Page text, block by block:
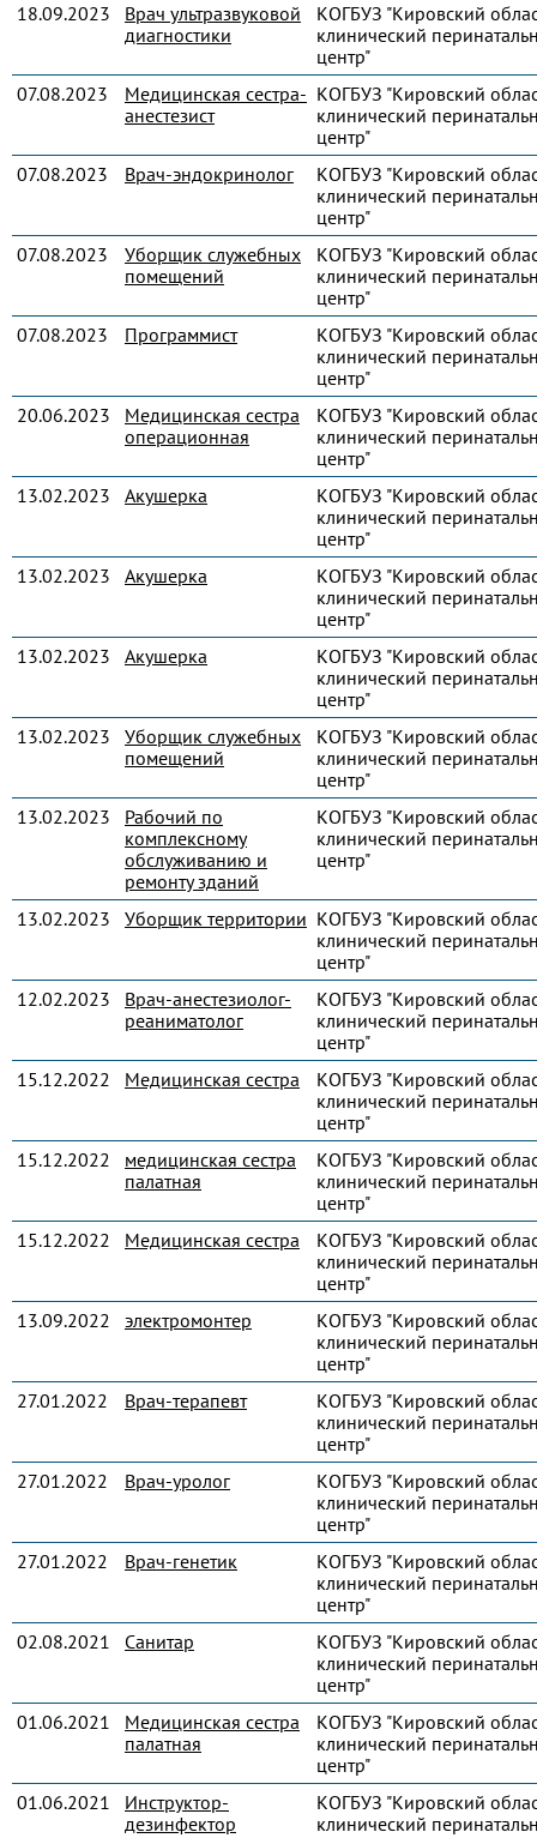
18.09.2023
Врач ультразвуковой
диагностики
КОГБУЗ "Кировский
клинический
центр"
07.08.2023
Медицинская сестра-
анестезист
КОГБУЗ "Кировский
клинический
центр"
07.08.2023
Врач-эндокринолог
КОГБУЗ "Кировский
клинический
центр"
07.08.2023
Уборщик служебных
помещений
КОГБУЗ "Кировский
клинический
центр"
07.08.2023
Программист
КОГБУЗ "Кировский
клинический
центр"
20.06.2023
Медицинская сестра
операционная
КОГБУЗ "Кировский
клинический
центр"
13.02.2023
Акушерка
КОГБУЗ "Кировский
клинический
центр"
13.02.2023
Акушерка
КОГБУЗ "Кировский
клинический
центр"
13.02.2023
Акушерка
КОГБУЗ "Кировский
клинический
центр"
13.02.2023
Уборщик служебных
помещений
КОГБУЗ "Кировский
клинический
центр"
13.02.2023
Рабочий по
комплексному
обслуживанию и
ремонту зданий
КОГБУЗ "Кировский
клинический
центр"
13.02.2023 Уборщик территории КОГБУЗ "Кировский
клинический
центр"
12.02.2023
Врач-анестезиолог-
реаниматолог
КОГБУЗ "Кировский
клинический
центр"
15.12.2022
Медицинская сестра
КОГБУЗ "Кировский
клинический
центр"
15.12.2022
медицинская сестра
палатная
КОГБУЗ "Кировский
клинический
центр"
15.12.2022
Медицинская сестра
КОГБУЗ "Кировский
клинический
центр"
13.09.2022
электромонтер
КОГБУЗ "Кировский
клинический
центр"
27.01.2022
Врач-терапевт
КОГБУЗ "Кировский
клинический
центр"
27.01.2022
Врач-уролог
КОГБУЗ "Кировский
клинический
центр"
27.01.2022
Врач-генетик
КОГБУЗ "Кировский
клинический
центр"
02.08.2021
Санитар
КОГБУЗ "Кировский
клинический
центр"
01.06.2021
Медицинская сестра
палатная
КОГБУЗ "Кировский
клинический
центр"
01.06.2021
Инструктор-
дезинфектор
КОГБУЗ "Кировский
клинический